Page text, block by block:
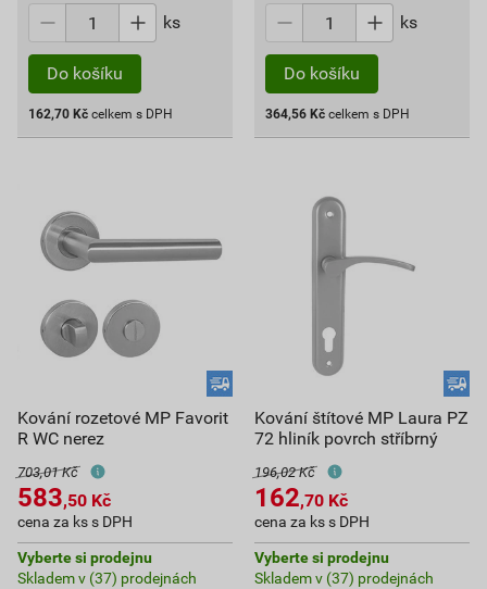
ks
Do košíku
162,70 Kč celkem s DPH
ks
Do košíku
364,56 Kč celkem s DPH
Kování rozetové MP Favorit
R WC nerez
703,01 Kč
583,50 Kč
cena za ks s DPH
Vyberte si prodejnu
Skladem v (37) prodejnách
Kování štítové MP Laura PZ
72 hliník povrch stříbrný
196,02 Kč
162,70 Kč
cena za ks s DPH
Vyberte si prodejnu
Skladem v (37) prodejnách